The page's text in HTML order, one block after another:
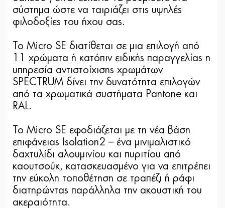
σύστημα ώστε να ταιριάζει στις υψηλές
φιλοδοξίες του ήχου σας.
Το Micro SE διατίθεται σε μια επιλογή από
11 χρώματα ή κατόπιν ειδικής παραγγελίας η
υπηρεσία αντιστοίχισης χρωμάτων
SPECTRUM δίνει την δυνατότητα επιλογών
από τα χρωματικά συστήματα Pantone και
RAL.
Το Micro SE εφοδιάζεται με τη νέα βάση
επιφάνειας Isolation2 – ένα μινιμαλιστικό
δαχτυλίδι αλουμινίου και πυριτίου από
καουτσούκ, κατασκευασμένο για να επιτρέπει
την εύκολη τοποθέτηση σε τραπέζι ή ράφι
διατηρώντας παράλληλα την ακουστική του
ακεραιότητα.